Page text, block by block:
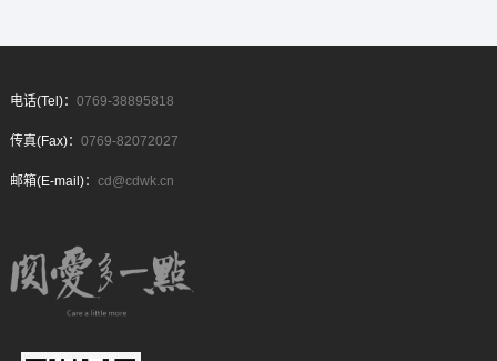
电话(Tel)： 0769-38895818
传真(Fax)： 0769-82072027
邮箱(E-mail)： cd@cdwk.cn